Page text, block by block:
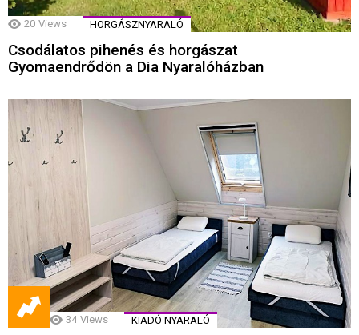
20 Views HORGÁSZNYARALÓ
Csodálatos pihenés és horgászat
Gyomaendrődön a Dia Nyaralóházban
34 Views KIADÓ NYARALÓ